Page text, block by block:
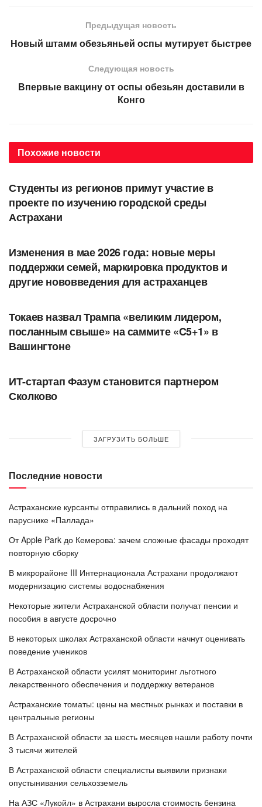
Предыдущая новость
Новый штамм обезьяньей оспы мутирует быстрее
Следующая новость
Впервые вакцину от оспы обезьян доставили в
Конго
Похожие новости
ОБЩЕСТВО
Студенты из регионов примут участие в
проекте по изучению городской среды
Астрахани
Изменения в мае 2026 года: новые меры
поддержки семей, маркировка продуктов и
другие нововведения для астраханцев
Токаев назвал Трампа «великим лидером,
посланным свыше» на саммите «C5+1» в
Вашингтоне
ИТ-стартап Фазум становится партнером
Сколково
ЗАГРУЗИТЬ БОЛЬШЕ
Последние новости
Астраханские курсанты отправились в дальний поход на
паруснике «Паллада»
От Apple Park до Кемерова: зачем сложные фасады проходят
повторную сборку
В микрорайоне III Интернационала Астрахани продолжают
модернизацию системы водоснабжения
Некоторые жители Астраханской области получат пенсии и
пособия в августе досрочно
В некоторых школах Астраханской области начнут оценивать
поведение учеников
В Астраханской области усилят мониторинг льготного
лекарственного обеспечения и поддержку ветеранов
Астраханские томаты: цены на местных рынках и поставки в
центральные регионы
В Астраханской области за шесть месяцев нашли работу почти
3 тысячи жителей
В Астраханской области специалисты выявили признаки
опустынивания сельхозземель
На АЗС «Лукойл» в Астрахани выросла стоимость бензина